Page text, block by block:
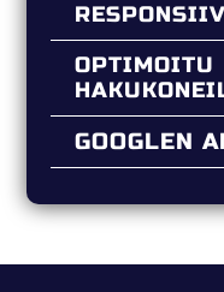
OPTIMOITU
GOOGLEN